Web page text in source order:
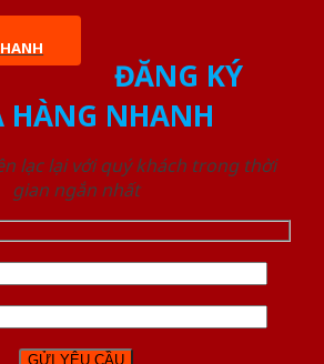
ĐĂNG KÝ
HÀNG NHANH
lạc lại với quý khách trong thời
gian ngắn nhất